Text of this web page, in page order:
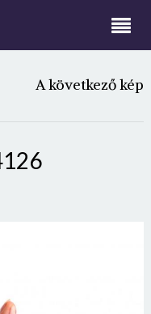
A következő kép